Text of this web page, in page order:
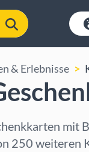
& Erlebnisse
mit
250 weiteren